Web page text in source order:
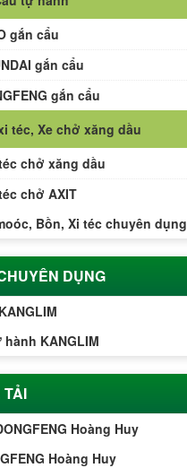
gắn cẩu
gắn cẩu
gắn cẩu
téc, Xe chở xăng dầu
chở xăng dầu
chở AXIT
Bồn, Xi téc chuyên dụng
DỤNG
KANGLIM
TẢI
Hoàng Huy
Hoàng Huy